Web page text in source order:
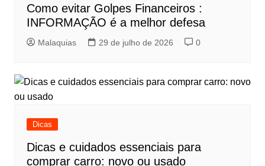
Como evitar Golpes Financeiros :
INFORMAÇÃO é a melhor defesa
Malaquias 29 de julho de 2026 0
Dicas
Dicas e cuidados essenciais para
comprar carro: novo ou usado